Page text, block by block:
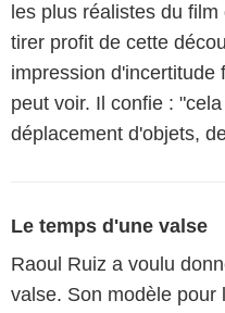
les plus réalistes du
tirer profit de cette
impression d'incertitude
peut voir. Il confie :
déplacement d'objets,
Le temps d'une valse
Raoul Ruiz a voulu
valse. Son modèle pour